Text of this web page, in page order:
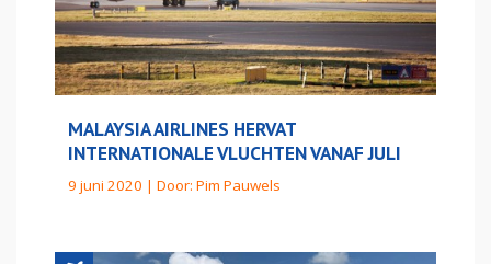
MALAYSIA AIRLINES HERVAT
INTERNATIONALE VLUCHTEN VANAF JULI
9 juni 2020 | Door: Pim Pauwels